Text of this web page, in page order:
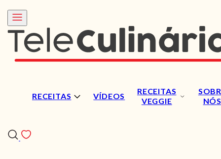
RECEITAS VÍDEOS
RECEITAS
VEGGIE
NÓS